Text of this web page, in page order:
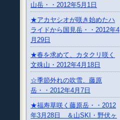
山岳・・2012年5月1日
★アカヤシオが咲き始めたハ
ライドから国見岳・・2012年4
月29日
★春を求めて、カタクリ咲く
文殊山・2012年4月18日
☆季節外れの吹雪、藤原
岳・・2012年4月7日
★福寿草咲く藤原岳・・2012
年3月28日 ＆山SKI・野伏ヶ